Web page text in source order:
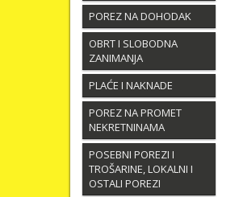
POREZ NA DOHODAK
OBRT I SLOBODNA
ZANIMANJA
PLAĆE I NAKNADE
POREZ NA PROMET
NEKRETNINAMA
POSEBNI POREZI I
TROŠARINE, LOKALNI I
OSTALI POREZI